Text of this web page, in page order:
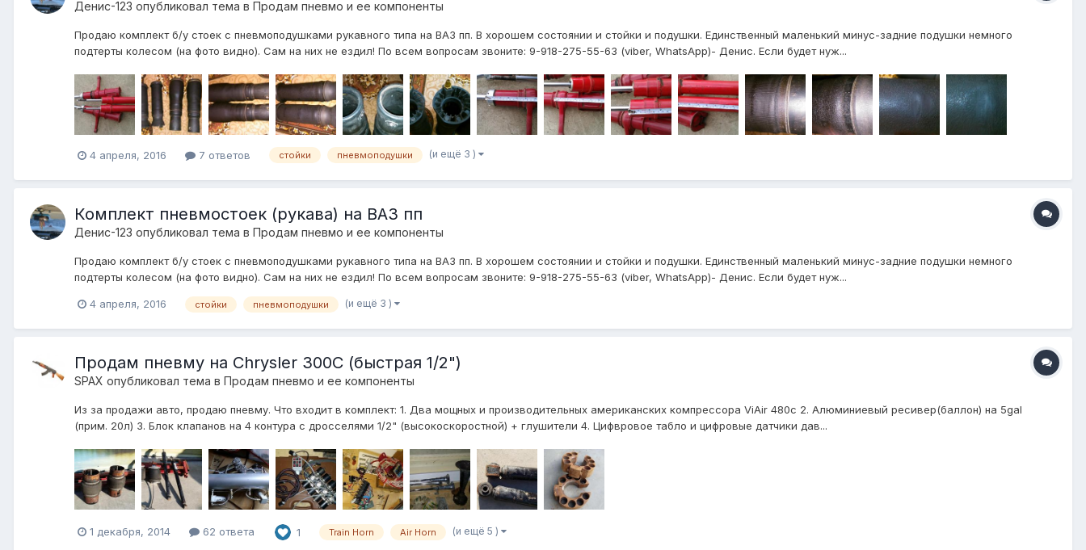
Денис-123 опубликовал тема в Продам пневмо и ее компоненты
Продаю комплект б/у стоек с пневмоподушками рукавного типа на ВАЗ пп. В хорошем состоянии и стойки и подушки. Единственный маленький минус-задние подушки немного
подтерты колесом (на фото видно). Сам на них не ездил! По всем вопросам звоните: 9-918-275-55-63 (viber, WhatsApp)- Денис. Если будет нуж...
4 апреля, 2016 7 ответов стойки пневмоподушки (и ещё 3 )
Комплект пневмостоек (рукава) на ВАЗ пп
Денис-123 опубликовал тема в Продам пневмо и ее компоненты
Продаю комплект б/у стоек с пневмоподушками рукавного типа на ВАЗ пп. В хорошем состоянии и стойки и подушки. Единственный маленький минус-задние подушки немного
подтерты колесом (на фото видно). Сам на них не ездил! По всем вопросам звоните: 9-918-275-55-63 (viber, WhatsApp)- Денис. Если будет нуж...
4 апреля, 2016 стойки пневмоподушки (и ещё 3 )
Продам пневму на Chrysler 300C (быстрая 1/2")
SPAX опубликовал тема в Продам пневмо и ее компоненты
Из за продажи авто, продаю пневму. Что входит в комплект: 1. Два мощных и производительных американских компрессора ViAir 480c 2. Алюминиевый ресивер(баллон) на 5gal
(прим. 20л) 3. Блок клапанов на 4 контура с дросселями 1/2" (высокоскоростной) + глушители 4. Цифвровое табло и цифровые датчики дав...
1 декабря, 2014 62 ответа 1 Train Horn Air Horn (и ещё 5 )